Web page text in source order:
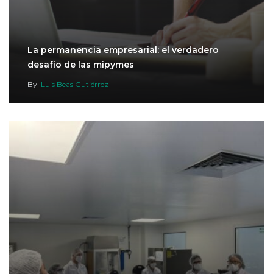
La permanencia empresarial: el verdadero
desafío de las mipymes
By Luis Beas Gutiérrez